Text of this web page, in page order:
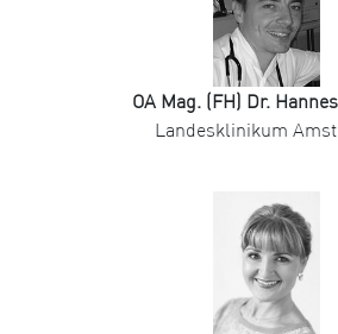
OA Mag. (FH) Dr.
Landesklinikum